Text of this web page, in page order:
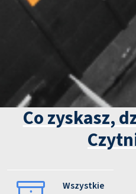
Co zyskasz,
Wszystkie